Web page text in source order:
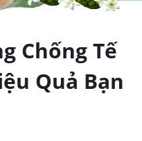
Chống Tế
Quả Bạn